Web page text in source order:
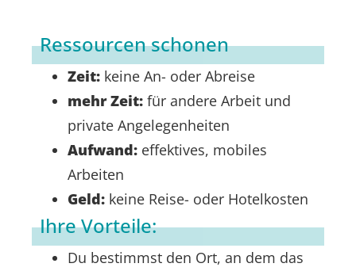
Ressourcen schonen
Zeit: keine An- oder Abreise
mehr Zeit: für andere Arbeit und
private Angelegenheiten
Aufwand: effektives, mobiles
Arbeiten
Geld: keine Reise- oder Hotelkosten
Ihre Vorteile:
Du bestimmst den Ort, an dem das